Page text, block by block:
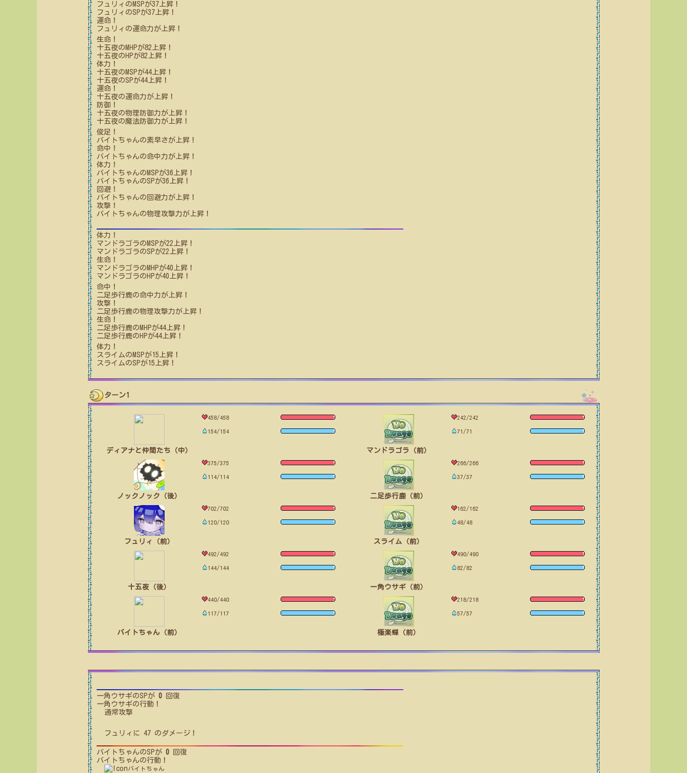
フュリィ のMSPが37上昇！
フュリィ のSPが37上昇！
運命！
フュリィ の運命力が上昇！
生命！
十五夜のMHPが82 上昇！
十五夜のHPが82 上昇！
体力！
十五夜のMSPが44上昇！
十五夜のSPが44上昇！
運命！
十五夜の運命力が上昇！
防御！
十五夜の物理防御力が上昇！
十五夜の魔法防御力が上昇！
俊足！
バイトちゃんの素早さが上昇！
命中！
バイトちゃんの命中力が上昇！
体力！
バイトちゃんのMSPが36 上昇！
バイトちゃんのSPが36 上昇！
回避！
バイトちゃんの回避力が上昇！
攻撃！
バイトちゃんの物理攻撃力が上昇！
体力！
マンドラゴラのMSPが22 上昇！
マンドラゴラのSPが22 上昇！
生命！
マンドラゴラのMHPが40 上昇！
マンドラゴラのHPが40 上昇！
命中！
二足歩行鹿の命中力が上昇！
攻撃！
二足歩行鹿の物理攻撃力が上昇！
生命！
二足歩行鹿のMHPが44上昇！
二足歩行鹿のHPが44上昇！
体力！
スライムのMSPが15 上昇！
スライムのSPが15 上昇！
ターン1
ディアナと仲間たち（中）
458/458
154/154
ノックノック（後）
375/375
114/114
フュリィ（前）
702/702
120/120
十五夜（後）
492/492
144/144
バイトちゃん（前）
440/440
117/117
マンドラゴラ（前）
242/242
71/71
二足歩行鹿（前）
266/266
37/37
スライム（前）
162/162
48/48
一角ウサギ（前）
490/490
82/82
極楽蝶（前）
218/218
57/57
一角ウサギのSPが 0回復
一角ウサギの行動！
通常攻撃
フュリィ に 47のダメージ！
バイトちゃんのSPが 0回復
バイトちゃんの行動！
バイトちゃん